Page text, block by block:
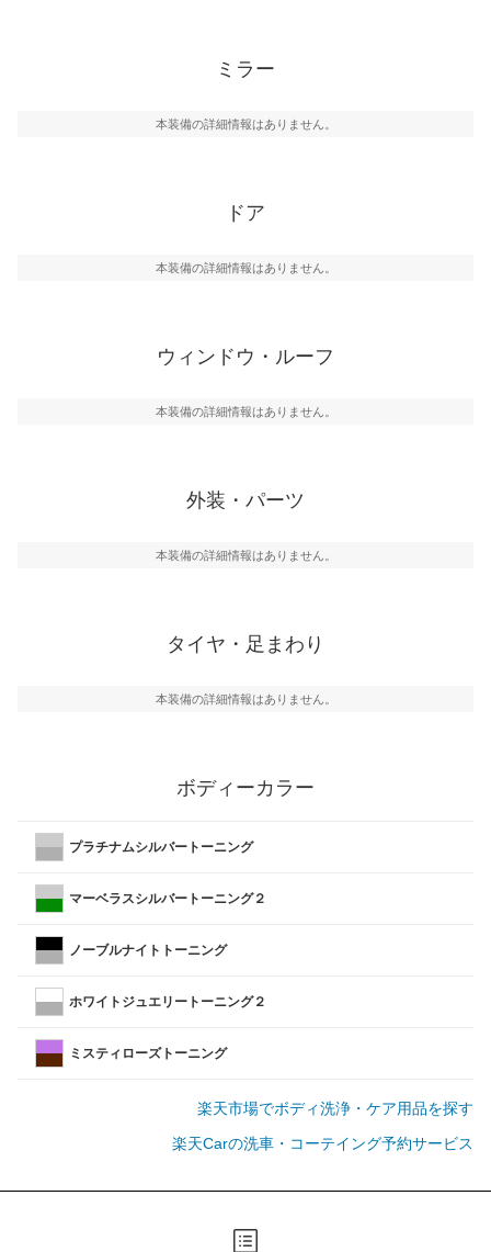
ミラー
本装備の詳細情報はありません。
ドア
本装備の詳細情報はありません。
ウィンドウ・ルーフ
本装備の詳細情報はありません。
外装・パーツ
本装備の詳細情報はありません。
タイヤ・足まわり
本装備の詳細情報はありません。
ボディーカラー
プラチナムシルバートーニング
マーベラスシルバートーニング２
ノーブルナイトトーニング
ホワイトジュエリートーニング２
ミスティローズトーニング
楽天市場でボディ洗浄・ケア用品を探す
楽天Carの洗車・コーテイング予約サービス